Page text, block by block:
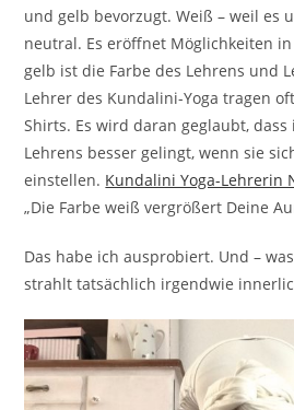
und gelb bevorzugt. Weiß – weil es
neutral. Es eröffnet Möglichkeiten
gelb ist die Farbe des Lehrens und
Lehrer des Kundalini-Yoga tragen
Shirts. Es wird daran geglaubt, dass
Lehrens besser gelingt, wenn sie
einstellen. Kundalini Yoga-Lehrerin
„Die Farbe weiß vergrößert Deine
Das habe ich ausprobiert. Und –
strahlt tatsächlich irgendwie